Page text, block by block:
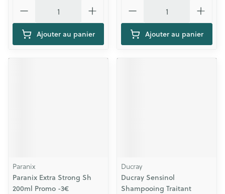
Ajouter au panier Ajouter au panier
Paranix
Paranix Extra Strong Sh
200ml Promo -3€
Ducray
Ducray Sensinol
Shampooing Traitant